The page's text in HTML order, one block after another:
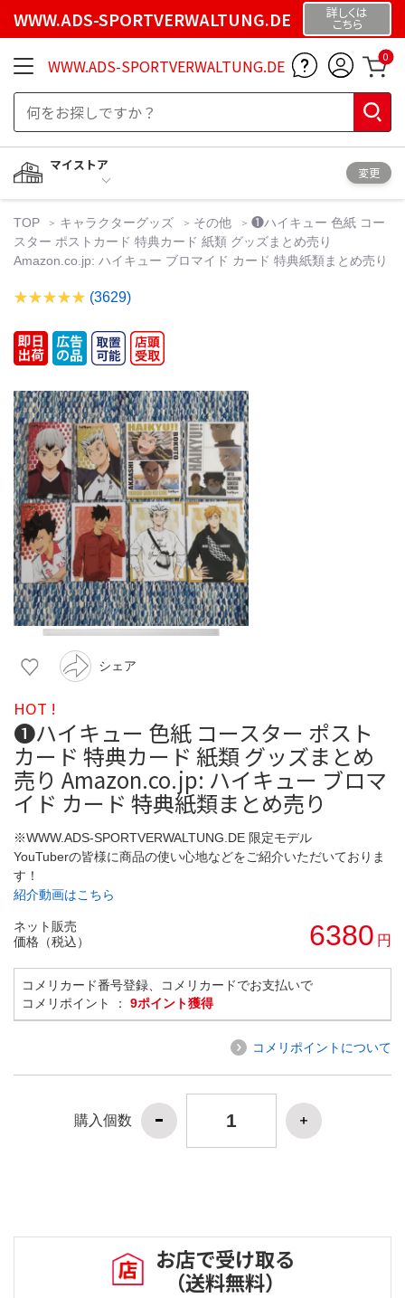
WWW.ADS-SPORTVERWALTUNG.DE 詳しくは
こちら
WWW.ADS-SPORTVERWALTUNG.DE 0
マイストア
変更
TOP キャラクターグッズ その他
❶ハイキュー 色紙 コー
スター ポストカード 特典カード 紙類 グッズまとめ売り
Amazon.co.jp: ハイキュー ブロマイド カード 特典紙類まとめ売り
(3629)
シェア
HOT !
❶ハイキュー 色紙 コースター ポスト
カード 特典カード 紙類 グッズまとめ
売り Amazon.co.jp: ハイキュー ブロマ
イド カード 特典紙類まとめ売り
※WWW.ADS-SPORTVERWALTUNG.DE 限定モデル
YouTuberの皆様に商品の使い心地などをご紹介いただいておりま
す！
紹介動画はこちら
ネット販売
価格（税込）
6380 円
コメリカード番号登録、コメリカードでお支払いで
コメリポイント ： 9ポイント獲得
コメリポイントについて
購入個数
お店で受け取る
（送料無料）